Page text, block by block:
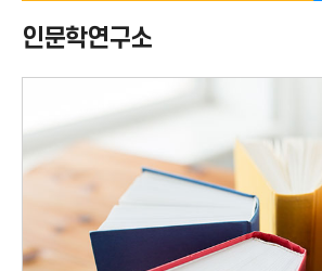
인문학연구소